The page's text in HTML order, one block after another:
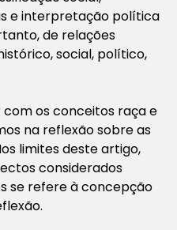
e interpretação política
de relações
social, político,
com os conceitos raça e
na reflexão sobre as
limites deste artigo,
considerados
se refere à concepção